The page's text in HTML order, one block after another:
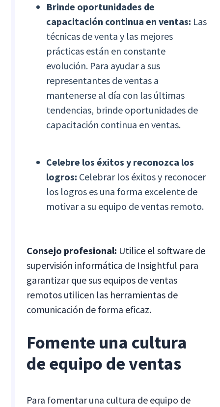
Brinde oportunidades de
capacitación continua en ventas: Las
técnicas de venta y las mejores
prácticas están en constante
evolución. Para ayudar a sus
representantes de ventas a
mantenerse al día con las últimas
tendencias, brinde oportunidades de
capacitación continua en ventas.
Celebre los éxitos y reconozca los
logros: Celebrar los éxitos y reconocer
los logros es una forma excelente de
motivar a su equipo de ventas remoto.
Consejo profesional: Utilice el software de
supervisión informática de Insightful para
garantizar que sus equipos de ventas
remotos utilicen las herramientas de
comunicación de forma eficaz.
Fomente una cultura
de equipo de ventas
Para fomentar una cultura de equipo de